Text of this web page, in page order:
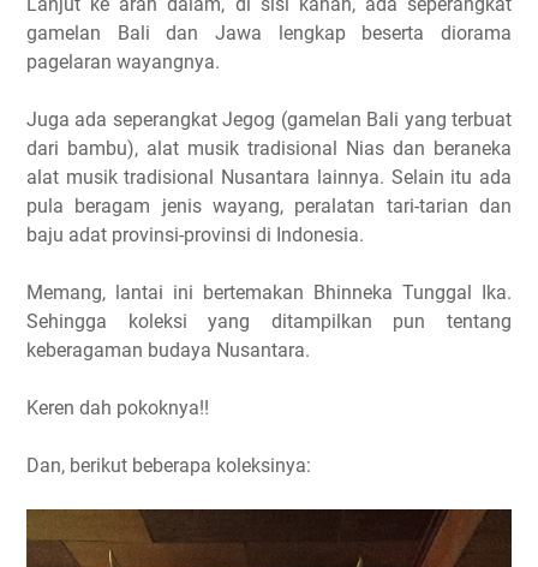
gamelan Bali dan Jawa lengkap beserta diorama
pagelaran wayangnya.
Juga ada seperangkat Jegog (gamelan Bali yang terbuat
dari bambu), alat musik tradisional Nias dan beraneka
alat musik tradisional Nusantara lainnya. Selain itu ada
pula beragam jenis wayang, peralatan tari-tarian dan
baju adat provinsi-provinsi di Indonesia.
Memang, lantai ini bertemakan Bhinneka Tunggal Ika.
Sehingga koleksi yang ditampilkan pun tentang
keberagaman budaya Nusantara.
Keren dah pokoknya!!
Dan, berikut beberapa koleksinya: